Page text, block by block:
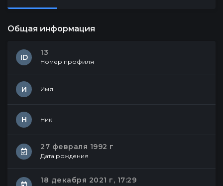
Общая информация
ID
13
Номер профиля
И Имя
Н Ник
27 февраля 1992 г
Дата рождения
18 декабря 2021 г, 17:29